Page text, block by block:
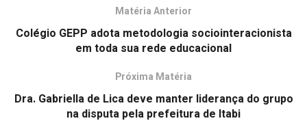
Matéria Anterior
Colégio GEPP adota metodologia sociointeracionista
em toda sua rede educacional
Próxima Matéria
Dra. Gabriella de Lica deve manter liderança do grupo
na disputa pela prefeitura de Itabi